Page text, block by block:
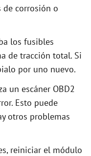
de corrosión o
los fusibles
de tracción total. Si
por uno nuevo.
un escáner OBD2
Esto puede
otros problemas
reiniciar el módulo